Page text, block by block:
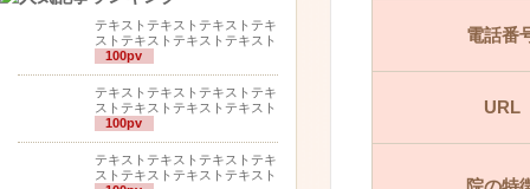
テキストテキストテキストテキ
ストテキストテキストテキスト
100pv
テキストテキストテキストテキ
ストテキストテキストテキスト
100pv
テキストテキストテキストテキ
ストテキストテキストテキスト
電話番
URL